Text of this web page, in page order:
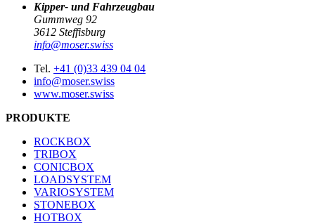
Kipper- und Fahrzeugbau
Gummweg 92
3612 Steffisburg
info@moser.swiss
Tel. +41 (0)33 439 04 04
info@moser.swiss
www.moser.swiss
PRODUKTE
ROCKBOX
TRIBOX
CONICBOX
LOADSYSTEM
VARIOSYSTEM
STONEBOX
HOTBOX